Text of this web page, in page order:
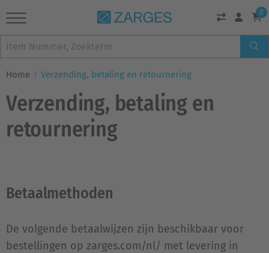
0
Home Verzending, betaling en retournering
Verzending, betaling en
retournering
Betaalmethoden
De volgende betaalwijzen zijn beschikbaar voor
bestellingen op zarges.com/nl/ met levering in